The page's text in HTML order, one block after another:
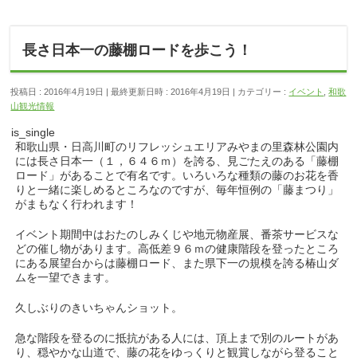
長さ日本一の藤棚ロードを歩こう！
投稿日 : 2016年4月19日 最終更新日時 : 2016年4月19日 カテゴリー : イベント ,和歌
山観光情報
is_single
和歌山県・日高川町のリフレッシュエリアみやまの里森林公園内
には長さ日本一（１，６４６ｍ）を誇る、見ごたえのある「藤棚
ロード」があることで有名です。いろいろな種類の藤のお花を香
りと一緒に楽しめるところなのですが、毎年恒例の「藤まつり」
がまもなく行われます！
イベント期間中はおたのしみくじや地元物産展、番茶サービスな
どの催し物があります。高低差９６ｍの健康階段を登ったところ
にある展望台からは藤棚ロード、また県下一の規模を誇る椿山ダ
ムを一望できます。
久しぶりのきいちゃんショット。
急な階段を登るのに抵抗がある人には、頂上まで別のルートがあ
り、穏やかな山道で、藤の花をゆっくりと観賞しながら登ること